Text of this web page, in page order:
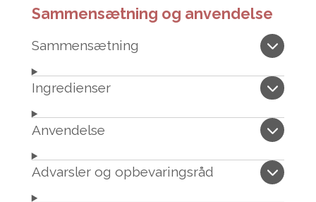
Sammensætning og anvendelse
Sammensætning
Ingredienser
Anvendelse
Advarsler og opbevaringsråd